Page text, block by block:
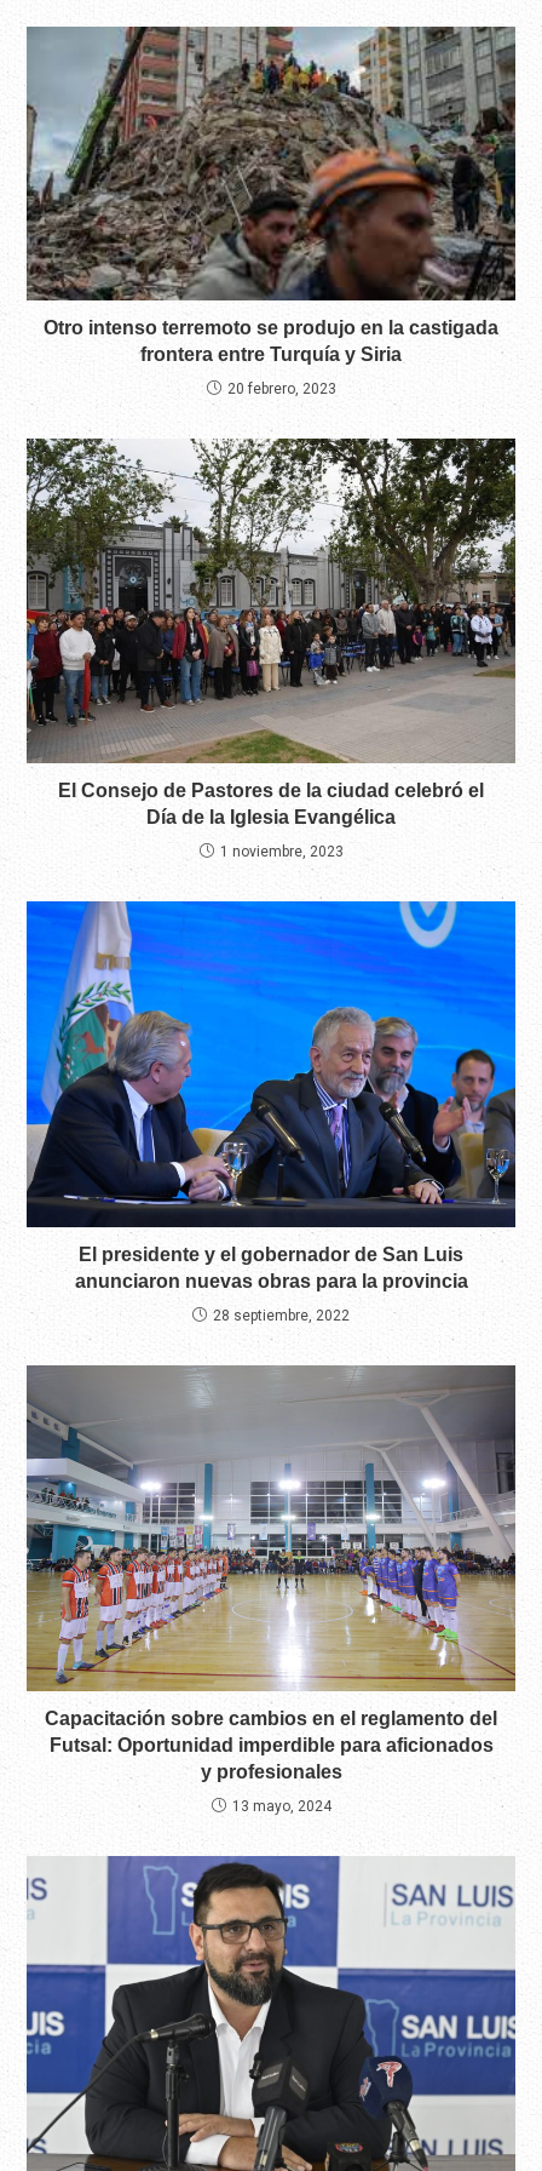
Otro intenso terremoto se produjo en la castigada
frontera entre Turquía y Siria
20 febrero, 2023
El Consejo de Pastores de la ciudad celebró el
Día de la Iglesia Evangélica
1 noviembre, 2023
El presidente y el gobernador de San Luis
anunciaron nuevas obras para la provincia
28 septiembre, 2022
Capacitación sobre cambios en el reglamento del
Futsal: Oportunidad imperdible para aficionados
y profesionales
13 mayo, 2024